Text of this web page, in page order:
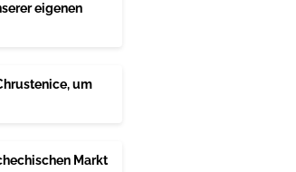
eigenen
um
Markt